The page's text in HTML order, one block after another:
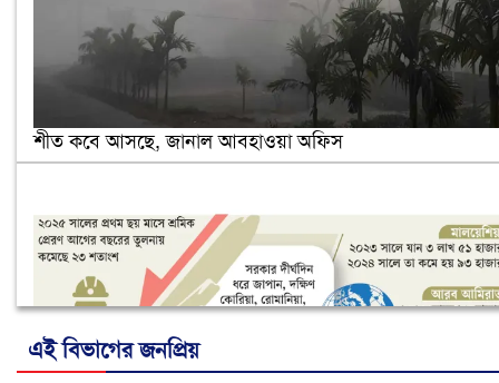
শীত কবে আসছে, জানাল আবহাওয়া অফিস
এই বিভাগের জনপ্রিয়